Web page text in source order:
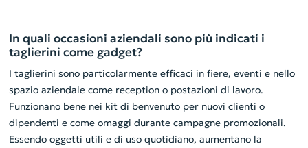
In quali occasioni aziendali sono più indicati i
taglierini come gadget?
I taglierini sono particolarmente efficaci in fiere, eventi e nello
spazio aziendale come reception o postazioni di lavoro.
Funzionano bene nei kit di benvenuto per nuovi clienti o
dipendenti e come omaggi durante campagne promozionali.
Essendo oggetti utili e di uso quotidiano, aumentano la